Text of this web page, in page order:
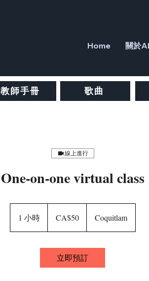
Home 關於
教師手冊 歌曲
線上進行
One-on-one virtual class
1 小時1
小
CA$50 Coquitlam
立即預訂